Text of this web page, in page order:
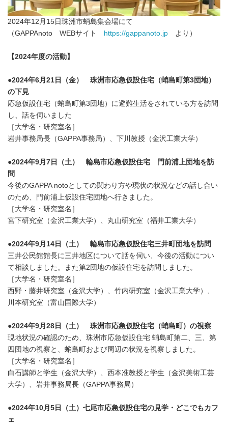
2024年12月15日珠洲市蛸島集会場にて
（GAPPAnoto WEBサイト
https://gappanoto.jp より）
【2024年度の活動】
●2024年6月21日（金） 珠洲市応急仮設住宅（蛸島町第3団地）
の下見
応急仮設住宅（蛸島町第3団地）に避難生活をされている方を訪問
し、話を伺いました
［大学名・研究室名］
岩井事務局長（GAPPA事務局）、下川教授（金沢工業大学）
●2024年9月7日（土） 輪島市応急仮設住宅 門前浦上団地を訪
問
今後のGAPPA notoとしての関わり方や現状の状況などの話し合い
のため、門前浦上仮設住宅団地へ行きました。
［大学名・研究室名］
宮下研究室（金沢工業大学）、丸山研究室（福井工業大学）
●2024年9月14日（土） 輪島市応急仮設住宅三井町団地を訪問
三井公民館館長に三井地区について話を伺い、今後の活動につい
て相談しました。また第2団地の仮設住宅を訪問しました。
［大学名・研究室名］
西野・藤井研究室（金沢大学）、竹内研究室（金沢工業大学）、
川本研究室（富山国際大学）
●2024年9月28日（土） 珠洲市応急仮設住宅（蛸島町）の視察
現地状況の確認のため、珠洲市応急仮設住宅 蛸島町第二、三、第
四団地の視察と、蛸島町および周辺の状況を視察しました。
［大学名・研究室名］
白石講師と学生（金沢大学）、西本准教授と学生（金沢美術工芸
大学）、岩井事務局長（GAPPA事務局）
●2024年10月5日（土）七尾市応急仮設住宅の見学・どこでもカフ
ェ